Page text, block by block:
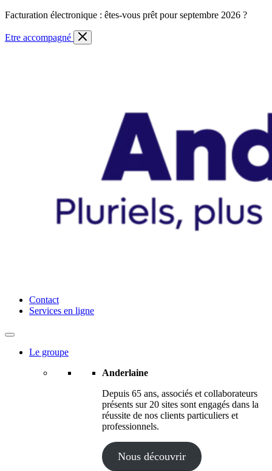
Skip
content
Facturation électronique : êtes-vous prêt pour septembre 2026 ?
Etre accompagné
Anderlaine | Conseil – Expert comptable – Avocat – Audit
Contact
Services en ligne
Le groupe
Anderlaine
Depuis 65 ans, associés et collaborateurs
présents sur 20 sites sont engagés dans la
réussite de nos clients particuliers et
professionnels.
Nous découvrir